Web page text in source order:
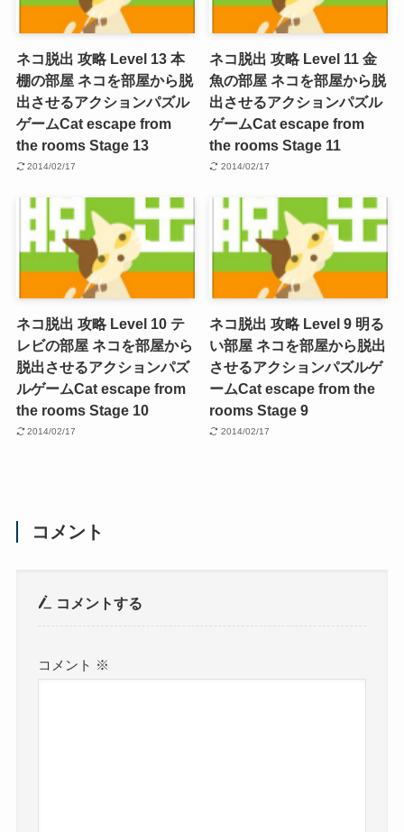
ネコ脱出 攻略 Level 13 本
棚の部屋 ネコを部屋から脱
出させるアクションパズル
ゲームCat escape from
the rooms Stage 13
2014/02/17
ネコ脱出 攻略 Level 11 金
魚の部屋 ネコを部屋から脱
出させるアクションパズル
ゲームCat escape from
the rooms Stage 11
2014/02/17
ネコ脱出 攻略 Level 10 テ
レビの部屋 ネコを部屋から
脱出させるアクションパズ
ルゲームCat escape from
the rooms Stage 10
2014/02/17
ネコ脱出 攻略 Level 9 明る
い部屋 ネコを部屋から脱出
させるアクションパズルゲ
ームCat escape from the
rooms Stage 9
2014/02/17
コメント
コメントする
コメント ※